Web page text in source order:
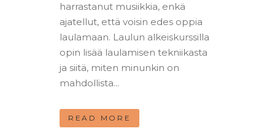
harrastanut musiikkia, enkä
ajatellut, että voisin edes oppia
laulamaan. Laulun alkeiskurssilla
opin lisää laulamisen tekniikasta
ja siitä, miten minunkin on
mahdollista...
READ MORE